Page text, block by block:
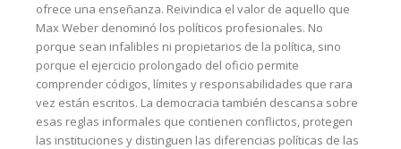
ofrece una enseñanza. Reivindica el valor de aquello que
Max Weber denominó los políticos profesionales. No
porque sean infalibles ni propietarios de la política, sino
porque el ejercicio prolongado del oficio permite
comprender códigos, límites y responsabilidades que rara
vez están escritos. La democracia también descansa sobre
esas reglas informales que contienen conflictos, protegen
las instituciones y distinguen las diferencias políticas de las